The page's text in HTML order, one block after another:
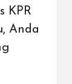
KPR
Anda